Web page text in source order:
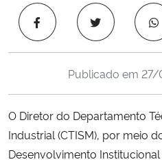
Ministério da Cidadania
Ministério da Saúde
Ministério de Minas e Energia
Ministério da Ciência, Tecnologia,
Ministério do Meio Ambiente
Publicado em 27/
O Diretor do Departamento
Industrial (CTISM), por meio
Desenvolvimento